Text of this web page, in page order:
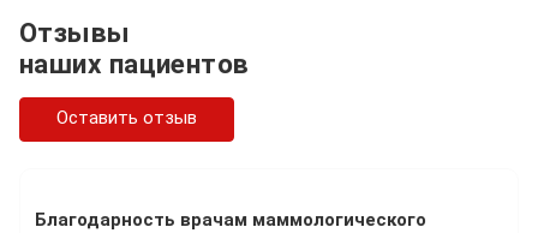
Отзывы
наших пациентов
Оставить отзыв
Благодарность врачам маммологического